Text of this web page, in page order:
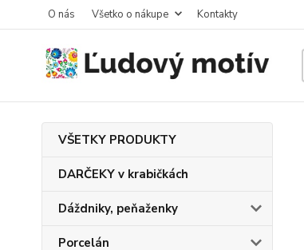
O nás Všetko o nákupe Kontakty
VŠETKY PRODUKTY
DARČEKY v krabičkách
Dáždniky, peňaženky
Porcelán